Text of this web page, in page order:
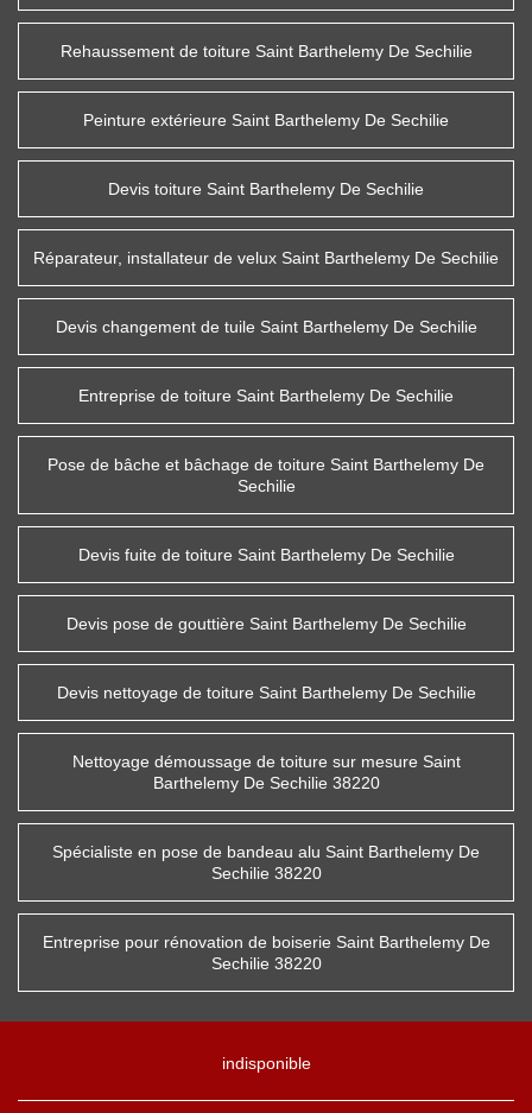
Rehaussement de toiture Saint Barthelemy De Sechilie
Peinture extérieure Saint Barthelemy De Sechilie
Devis toiture Saint Barthelemy De Sechilie
Réparateur, installateur de velux Saint Barthelemy De Sechilie
Devis changement de tuile Saint Barthelemy De Sechilie
Entreprise de toiture Saint Barthelemy De Sechilie
Pose de bâche et bâchage de toiture Saint Barthelemy De
Sechilie
Devis fuite de toiture Saint Barthelemy De Sechilie
Devis pose de gouttière Saint Barthelemy De Sechilie
Devis nettoyage de toiture Saint Barthelemy De Sechilie
Nettoyage démoussage de toiture sur mesure Saint
Barthelemy De Sechilie 38220
Spécialiste en pose de bandeau alu Saint Barthelemy De
Sechilie 38220
Entreprise pour rénovation de boiserie Saint Barthelemy De
Sechilie 38220
indisponible